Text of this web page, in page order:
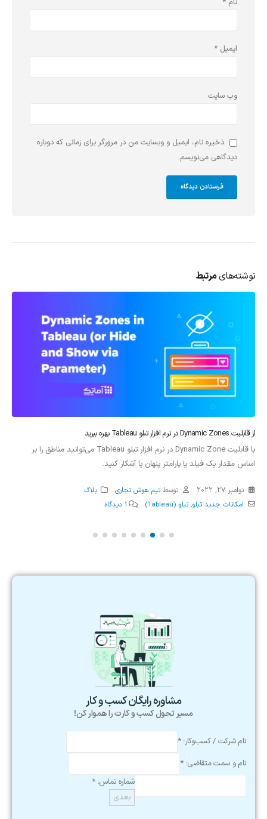
ایمیل *
وب‌ سایت
ذخیره نام، ایمیل و وبسایت من در مرورگر برای زمانی که دوباره
دیدگاهی می‌نویسم.
نوشته‌هایمرتبط
از قابلیت Dynamic Zones در نرم افزار تبلو Tableau بهره ببرید
با قابلیت Dynamic Zone در نرم افزار تبلو Tableau می‌توانید مناطق را بر
اساس مقدار یک فیلد یا پارامتر پنهان یا آشکار کنید.
نوامبر 27, 2022 توسط تیم هوش تجاری
بلاگ
امکانات جدید تبلو,تبلو (Tableau) 1 دیدگاه
مشاوره رایگان کسب و کار
مسیر تحول کسب‌ و کارت را هموار کن!
نام شرکت / کسب‌وکار:*
نام و سمت متقاضی:*
شماره تماس:*
بعدی